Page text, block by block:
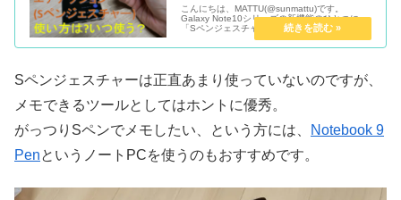
こんにちは、MATTU(@sunmattu)です。
Galaxy Note10シリーズの新機能のひとつに
「Sペンジェスチャー」があります。 Galaxy
Note9からSペンにBluetooth機能を内蔵し、S
ペンのボタンをリモコンとして利...
Sペンジェスチャーは正直あまり使っていないのですが、
メモできるツールとしてはホントに優秀。
がっつりSペンでメモしたい、という方には、
Notebook 9
PenというノートPCを使うのもおすすめです。